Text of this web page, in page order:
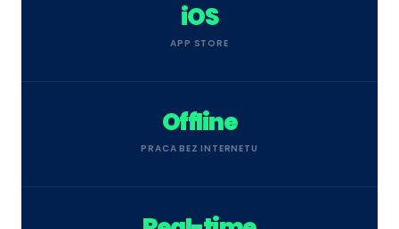
iOS
APP STORE
Offline
PRACA BEZ INTERNETU